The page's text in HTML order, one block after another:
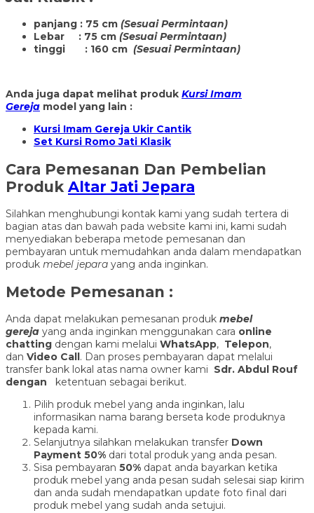
panjang : 75 cm (Sesuai Permintaan)
Lebar : 75 cm (Sesuai Permintaan)
tinggi : 160 cm (Sesuai Permintaan)
Anda juga dapat melihat produk Kursi Imam
Gereja model yang lain :
Kursi Imam Gereja Ukir Cantik
Set Kursi Romo Jati Klasik
Cara Pemesanan Dan Pembelian
Produk Altar Jati Jepara
Silahkan menghubungi kontak kami yang sudah tertera di
bagian atas dan bawah pada website kami ini, kami sudah
menyediakan beberapa metode pemesanan dan
pembayaran untuk memudahkan anda dalam mendapatkan
produk mebel jepara yang anda inginkan.
Metode Pemesanan :
Anda dapat melakukan pemesanan produk mebel
gereja yang anda inginkan menggunakan cara online
chatting dengan kami melalui WhatsApp, Telepon,
dan Video Call. Dan proses pembayaran dapat melalui
transfer bank lokal atas nama owner kami Sdr. Abdul Rouf
dengan ketentuan sebagai berikut.
Pilih produk mebel yang anda inginkan, lalu
informasikan nama barang berseta kode produknya
kepada kami.
Selanjutnya silahkan melakukan transfer Down
Payment 50% dari total produk yang anda pesan.
Sisa pembayaran 50% dapat anda bayarkan ketika
produk mebel yang anda pesan sudah selesai siap kirim
dan anda sudah mendapatkan update foto final dari
produk mebel yang sudah anda setujui.